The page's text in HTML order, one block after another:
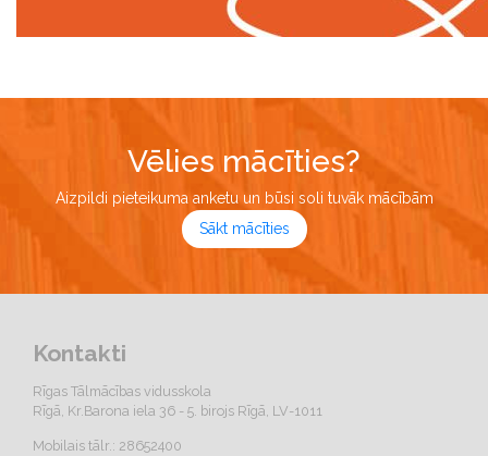
Vēlies mācīties?
Aizpildi pieteikuma anketu un būsi soli tuvāk mācībām
Sākt mācīties
Kontakti
Rīgas Tālmācības vidusskola
Rīgā, Kr.Barona iela 36 - 5. birojs Rīgā, LV-1011
Mobilais tālr.: 28652400